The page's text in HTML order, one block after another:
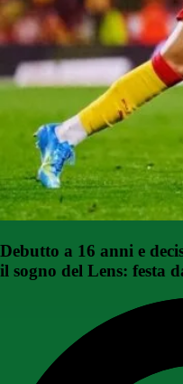
Debutto a 16 anni e
il sogno del Lens: festa